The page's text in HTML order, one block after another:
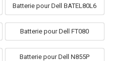
Batterie pour Dell BATEL80L6
Batterie pour Dell FT080
Batterie pour Dell N855P